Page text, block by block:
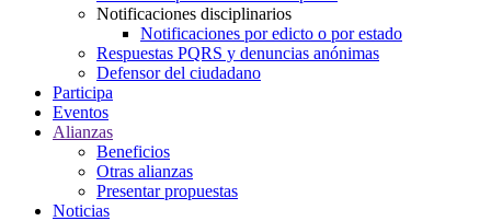
Notificaciones disciplinarios
Notificaciones por edicto o por estado
Respuestas PQRS y denuncias anónimas
Defensor del ciudadano
Participa
Eventos
Alianzas
Beneficios
Otras alianzas
Presentar propuestas
Noticias